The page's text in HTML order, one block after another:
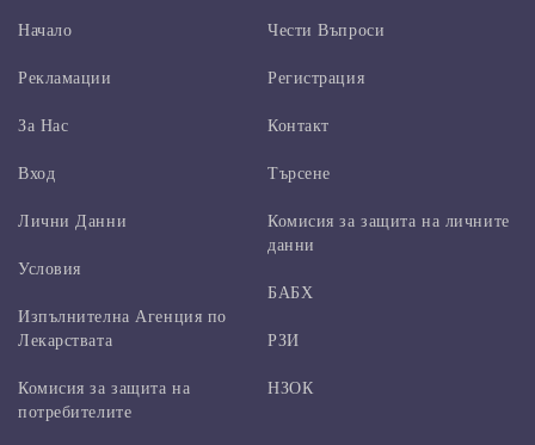
Начало
Рекламации
За Нас
Вход
Чести Въпроси
Регистрация
Контакт
Търсене
Лични Данни
Условия
Изпълнителна Агенция по
Лекарствата
Комисия за защита на
потребителите
Комисия за защита на личните
данни
БАБХ
РЗИ
НЗОК